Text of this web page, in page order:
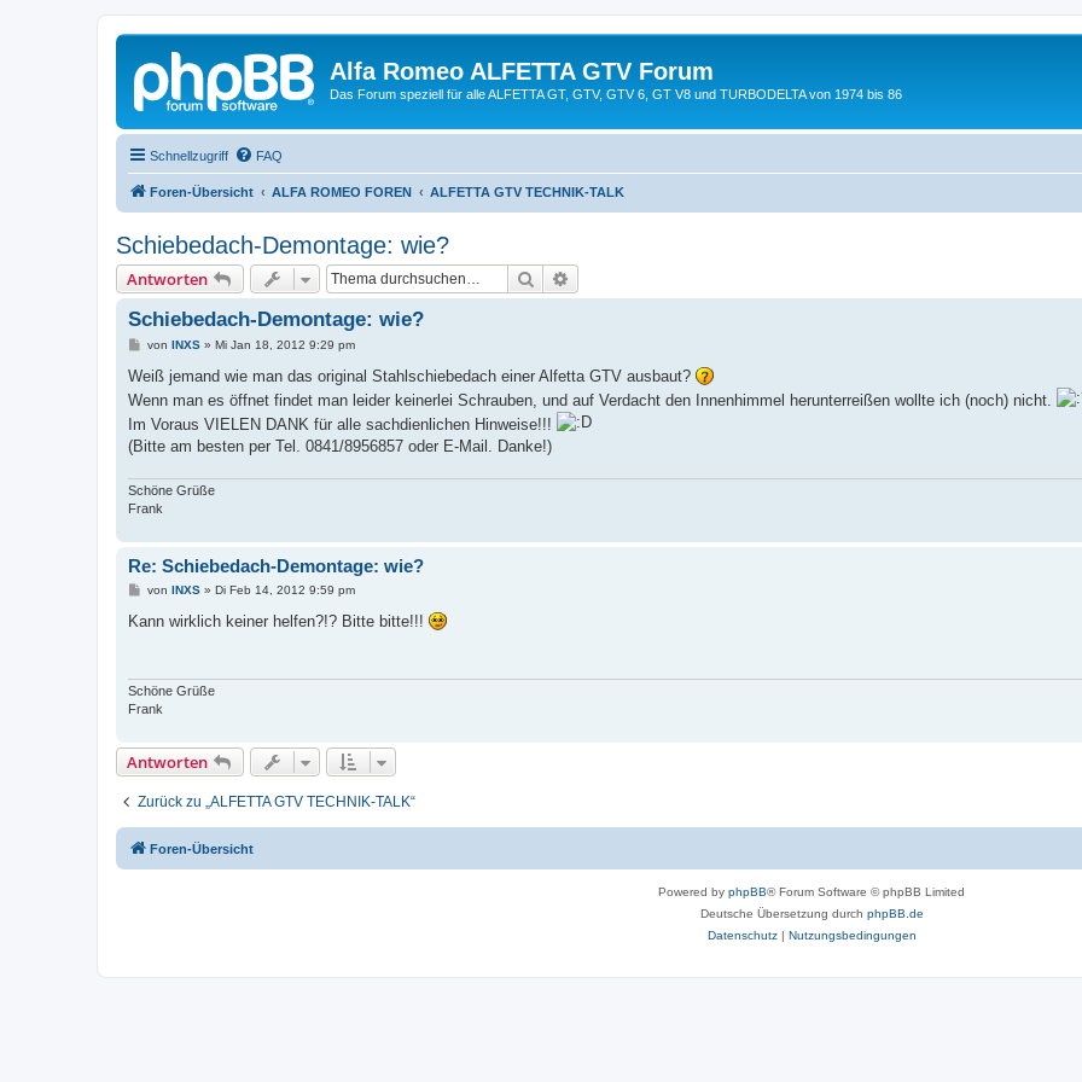
Alfa Romeo ALFETTA GTV Forum
Das Forum speziell für alle ALFETTA GT, GTV, GTV 6, GT V8 und TURBODELTA von 1974 bis 86
Schnellzugriff FAQ
Foren-Übersicht ALFA ROMEO FOREN ALFETTA GTV TECHNIK-TALK
Schiebedach-Demontage: wie?
Antworten Suche
Schiebedach-Demontage: wie?
B
i
r
g
von INXS» Mi Jan 18, 2012 9:29 pm
Weiß jemand wie man das original Stahlschiebedach einer Alfetta GTV ausbaut?
Wenn man es öffnet findet man leider keinerlei Schrauben, und auf Verdacht den Innenhimmel herunterreißen wollte ich (noch) nicht.
Im Voraus VIELEN DANK für alle sachdienlichen Hinweise!!!
(Bitte am besten per Tel. 0841/8956857 oder E-Mail. Danke!)
Schöne Grüße
Frank
Re: Schiebedach-Demontage: wie?
B
i
von INXS» Di Feb 14, 2012 9:59 pm
Kann wirklich keiner helfen?!? Bitte bitte!!!
Schöne Grüße
Frank
Antworten
Zurück zu „ALFETTA GTV TECHNIK-TALK“
Foren-Übersicht
Powered by phpBB® Forum Software © phpBB Limited
Deutsche Übersetzung durch phpBB.de
Datenschutz| Nutzungsbedingungen